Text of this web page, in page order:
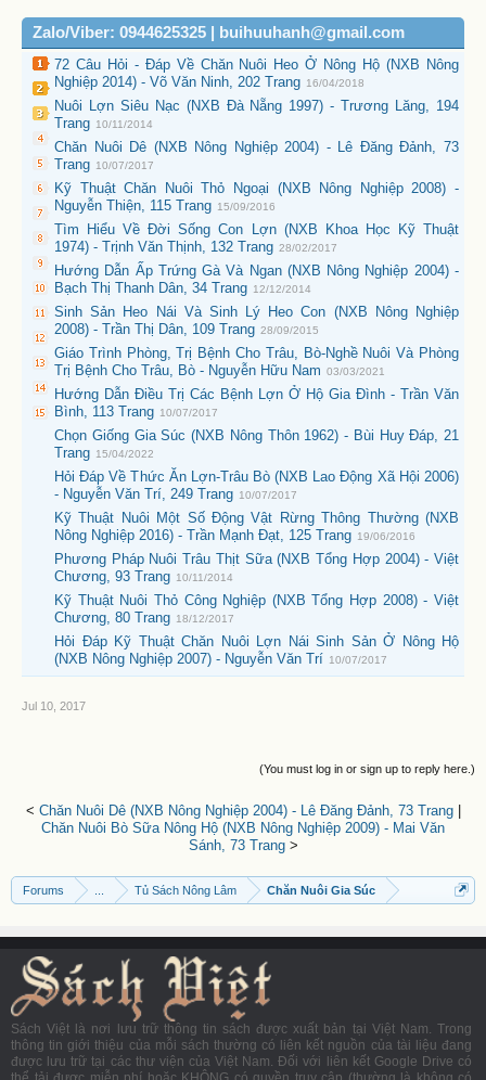
Zalo/Viber: 0944625325 | buihuuhanh@gmail.com
72 Câu Hỏi - Đáp Về Chăn Nuôi Heo Ở Nông Hộ (NXB Nông
Nghiệp 2014) - Võ Văn Ninh, 202 Trang 16/04/2018
Nuôi Lợn Siêu Nạc (NXB Đà Nẵng 1997) - Trương Lăng, 194
Trang 10/11/2014
Chăn Nuôi Dê (NXB Nông Nghiệp 2004) - Lê Đăng Đảnh, 73
Trang 10/07/2017
Kỹ Thuật Chăn Nuôi Thỏ Ngoại (NXB Nông Nghiệp 2008) -
Nguyễn Thiện, 115 Trang 15/09/2016
Tìm Hiểu Về Đời Sống Con Lợn (NXB Khoa Học Kỹ Thuật
1974) - Trịnh Văn Thịnh, 132 Trang 28/02/2017
Hướng Dẫn Ấp Trứng Gà Và Ngan (NXB Nông Nghiệp 2004) -
Bạch Thị Thanh Dân, 34 Trang 12/12/2014
Sinh Sản Heo Nái Và Sinh Lý Heo Con (NXB Nông Nghiệp
2008) - Trần Thị Dân, 109 Trang 28/09/2015
Giáo Trình Phòng, Trị Bệnh Cho Trâu, Bò-Nghề Nuôi Và Phòng
Trị Bệnh Cho Trâu, Bò - Nguyễn Hữu Nam 03/03/2021
Hướng Dẫn Điều Trị Các Bệnh Lợn Ở Hộ Gia Đình - Trần Văn
Bình, 113 Trang 10/07/2017
Chọn Giống Gia Súc (NXB Nông Thôn 1962) - Bùi Huy Đáp, 21
Trang 15/04/2022
Hỏi Đáp Về Thức Ăn Lợn-Trâu Bò (NXB Lao Động Xã Hội 2006)
- Nguyễn Văn Trí, 249 Trang 10/07/2017
Kỹ Thuật Nuôi Một Số Động Vật Rừng Thông Thường (NXB
Nông Nghiệp 2016) - Trần Mạnh Đạt, 125 Trang 19/06/2016
Phương Pháp Nuôi Trâu Thịt Sữa (NXB Tổng Hợp 2004) - Việt
Chương, 93 Trang 10/11/2014
Kỹ Thuật Nuôi Thỏ Công Nghiệp (NXB Tổng Hợp 2008) - Việt
Chương, 80 Trang 18/12/2017
Hỏi Đáp Kỹ Thuật Chăn Nuôi Lợn Nái Sinh Sản Ở Nông Hộ
(NXB Nông Nghiệp 2007) - Nguyễn Văn Trí 10/07/2017
Jul 10, 2017
(You must log in or sign up to reply here.)
< Chăn Nuôi Dê (NXB Nông Nghiệp 2004) - Lê Đăng Đảnh, 73 Trang|
Chăn Nuôi Bò Sữa Nông Hộ (NXB Nông Nghiệp 2009) - Mai Văn
Sánh, 73 Trang>
Forums Tủ Sách Nông Lâm Chăn Nuôi Gia Súc
Sách Việt là nơi lưu trữ thông tin sách được xuất bản tại Việt Nam. Trong
thông tin giới thiệu của mỗi sách thường có liên kết nguồn của tài liệu đang
được lưu trữ tại các thư viện của Việt Nam. Đối với liên kết Google Drive có